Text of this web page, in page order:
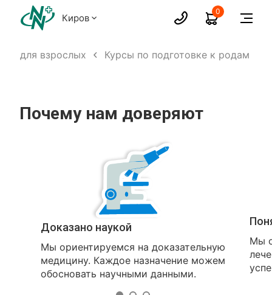
Киров
0
для взрослых Курсы по подготовке к родам
Почему нам доверяют
Доказано наукой
Мы ориентируемся на доказательную
медицину. Каждое назначение можем
обосновать научными данными.
Мы